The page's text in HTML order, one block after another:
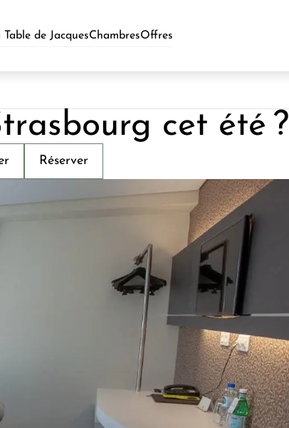
Table de JacquesChambresOffres
cet été ?
Réserver